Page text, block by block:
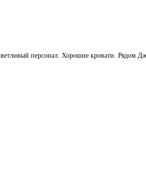
персонал. Хорошие кровати. Рядом